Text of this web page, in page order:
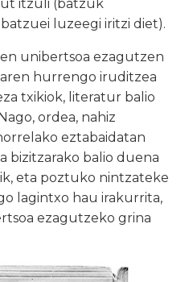
itzuli (batzuk
luzeegi iritzi diet).
unibertsoa ezagutzen
hurrengo iruditzea
txikiok, literatur balio
ordea, nahiz
eztabaidatan
bizitzarako balio duena
eta poztuko nintzateke
lagintxo hau irakurrita,
ezagutzeko grina